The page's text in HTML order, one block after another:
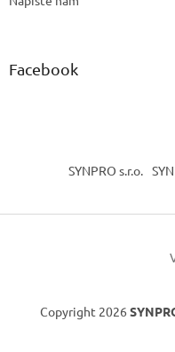
Facebook
SYNPRO s.r.o.
Copyright 2026